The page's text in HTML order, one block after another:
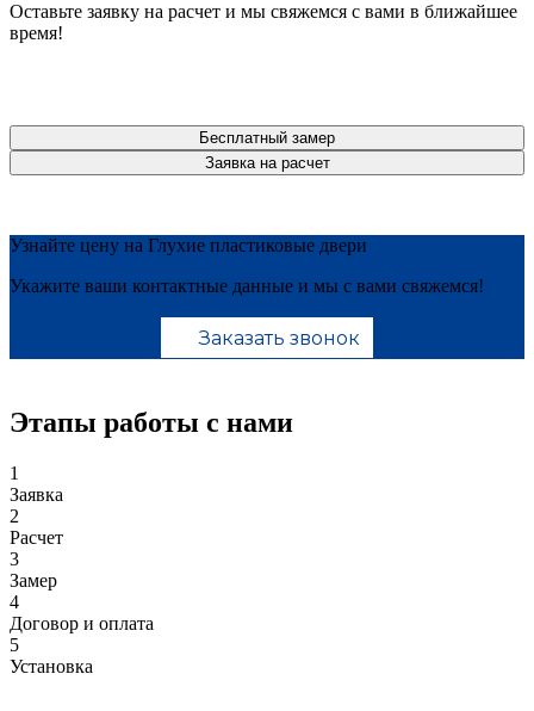
Оставьте заявку на расчет и мы свяжемся с вами в ближайшее
время!
Бесплатный замер
Заявка на расчет
Узнайте цену на Глухие пластиковые двери
Укажите ваши контактные данные и мы с вами свяжемся!
Заказать звонок
Этапы работы с нами
1
Заявка
2
Расчет
3
Замер
4
Договор и оплата
5
Установка